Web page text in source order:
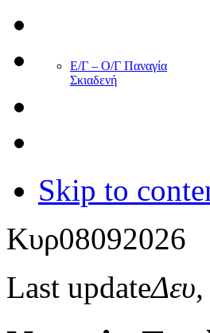
Ε/Γ – Ο/Γ Παναγία
Σκιαδενή
Skip to
Κυρ08092026
Last update